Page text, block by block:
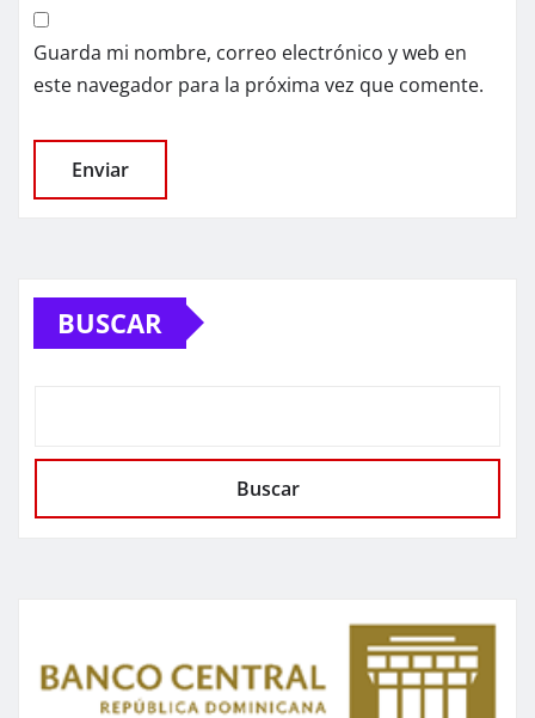
Guarda mi nombre, correo electrónico y web en
este navegador para la próxima vez que comente.
BUSCAR
Buscar